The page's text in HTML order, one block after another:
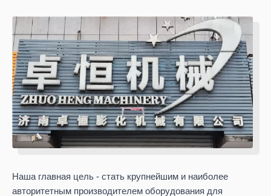
Наша главная цель - стать крупнейшим и наиболее
авторитетным производителем оборудования для